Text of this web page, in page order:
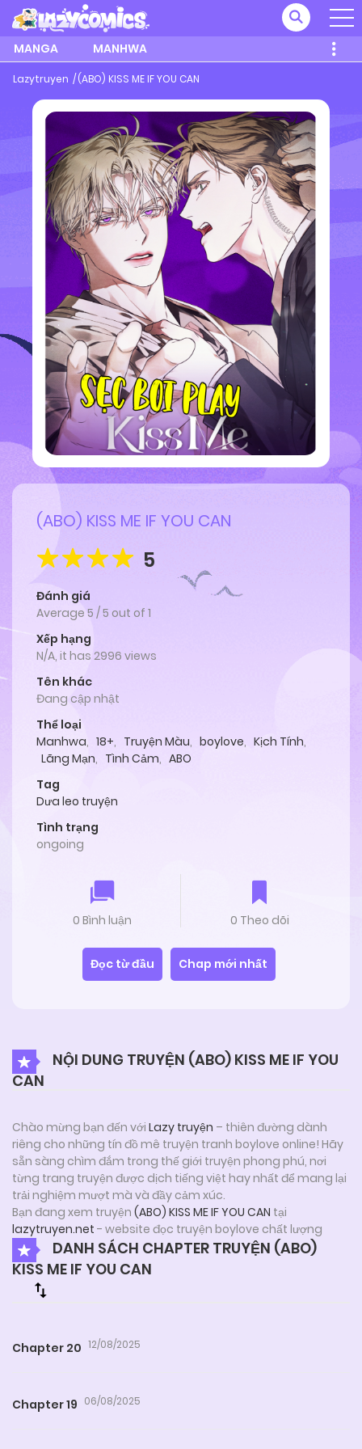
MANGA MANHWA
Lazytruyen (ABO) KISS ME IF YOU CAN
(ABO) KISS ME IF YOU CAN
5
Đánh giá
Average 5 /5 out of 1
Xếp hạng
N/A, it has 2996 views
Tên khác
Đang cập nhật
Thể loại
Manhwa, 18+, Truyện Màu, boylove, Kịch Tính,
Lãng Mạn, Tình Cảm, ABO
Tag
Dưa leo truyện
Tình trạng
ongoing
0 Bình luận 0 Theo dõi
Đọc từ đầu Chap mới nhất
NỘI DUNG TRUYỆN (ABO) KISS ME IF YOU
CAN
Chào mừng bạn đến với Lazy truyện – thiên đường dành
riêng cho những tín đồ mê truyện tranh boylove online! Hãy
sẵn sàng chìm đắm trong thế giới truyện phong phú, nơi
từng trang truyện được dịch tiếng việt hay nhất để mang lại
trải nghiệm mượt mà và đầy cảm xúc.
Bạn đang xem truyện (ABO) KISS ME IF YOU CAN tại
lazytruyen.net - website đọc truyện boylove chất lượng
DANH SÁCH CHAPTER TRUYỆN (ABO)
KISS ME IF YOU CAN
Chapter 20 12/08/2025
Chapter 19 06/08/2025